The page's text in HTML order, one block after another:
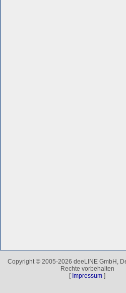
Copyright © 2005-2026 deeLINE GmbH,
Rechte vorbehalten
[ Impressum ]